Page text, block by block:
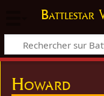
Battlestar
Howard